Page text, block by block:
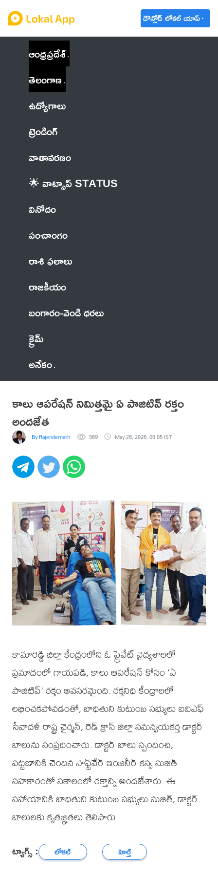
డౌన్లోడ్ లోకల్ యాప్
ఆంధ్రప్రదేశ్
తెలంగాణ
ఉద్యోగాలు
ట్రెండింగ్
వాతావరణం
🌟 వాట్సాప్ STATUS
వినోదం
పంచాంగం
రాశి ఫలాలు
రాజకీయం
బంగారం-వెండి ధరలు
క్రైమ్
అనేకం
కాలు ఆపరేషన్ నిమిత్తమై ఏ పాజిటివ్ రక్తం
అందజేత
By Rajendernath 569 May 28, 2026, 09:05 IST
కామారెడ్డి జిల్లా కేంద్రంలోని ఓ ప్రైవేట్ వైద్యశాలలో
ప్రమాదంలో గాయపడి, కాలు ఆపరేషన్ కోసం 'ఏ
పాజిటివ్' రక్తం అవసరమైంది. రక్తనిధి కేంద్రాలలో
లభించకపోవడంతో, బాధితుని కుటుంబ సభ్యులు ఐవిఎఫ్
సేవాదళ్ రాష్ట్ర చైర్మన్, రెడ్ క్రాస్ జిల్లా సమన్వయకర్త డాక్టర్
బాలును సంప్రదించారు. డాక్టర్ బాలు స్పందించి,
పట్టణానికి చెందిన సాఫ్ట్‌వేర్ ఇంజనీర్ కస్వ సుజిత్
సహకారంతో సకాలంలో రక్తాన్ని అందజేశారు. ఈ
సహాయానికి బాధితుని కుటుంబ సభ్యులు సుజిత్, డాక్టర్
బాలులకు కృతజ్ఞతలు తెలిపారు.
ట్యాగ్స్ : లోకల్ హెల్త్